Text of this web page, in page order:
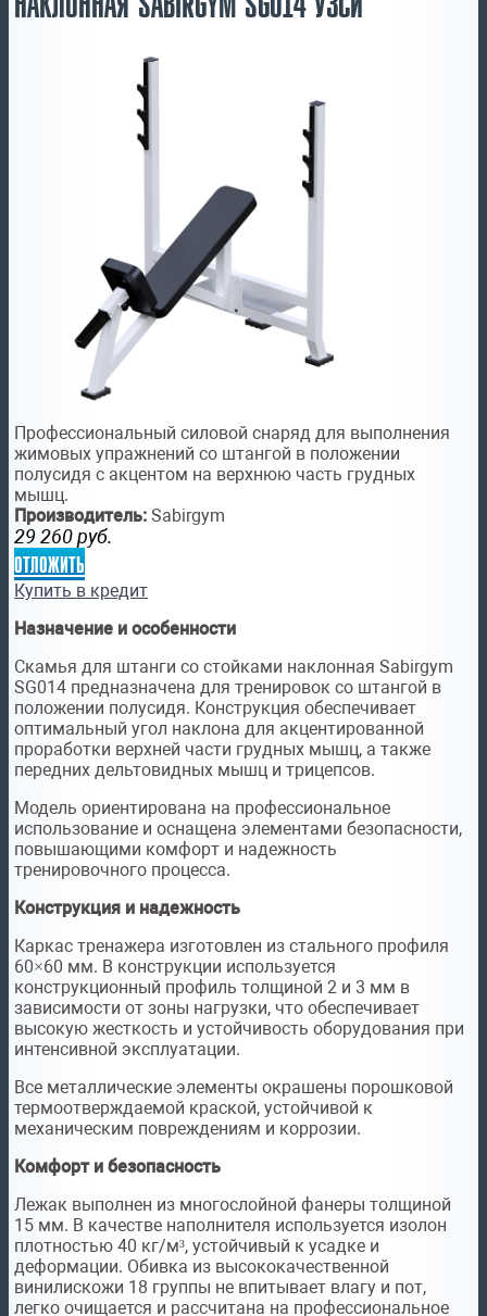
Профессиональный силовой снаряд для выполнения
жимовых упражнений со штангой в положении
полусидя с акцентом на верхнюю часть грудных
мышц.
Производитель: Sabirgym
29 260 руб.
отложить
Купить в кредит
Назначение и особенности
Скамья для штанги со стойками наклонная Sabirgym
SG014 предназначена для тренировок со штангой в
положении полусидя. Конструкция обеспечивает
оптимальный угол наклона для акцентированной
проработки верхней части грудных мышц, а также
передних дельтовидных мышц и трицепсов.
Модель ориентирована на профессиональное
использование и оснащена элементами безопасности,
повышающими комфорт и надежность
тренировочного процесса.
Конструкция и надежность
Каркас тренажера изготовлен из стального профиля
60×60 мм. В конструкции используется
конструкционный профиль толщиной 2 и 3 мм в
зависимости от зоны нагрузки, что обеспечивает
высокую жесткость и устойчивость оборудования при
интенсивной эксплуатации.
Все металлические элементы окрашены порошковой
термоотверждаемой краской, устойчивой к
механическим повреждениям и коррозии.
Комфорт и безопасность
Лежак выполнен из многослойной фанеры толщиной
15 мм. В качестве наполнителя используется изолон
плотностью 40 кг/м³, устойчивый к усадке и
деформации. Обивка из высококачественной
винилискожи 18 группы не впитывает влагу и пот,
легко очищается и рассчитана на профессиональное